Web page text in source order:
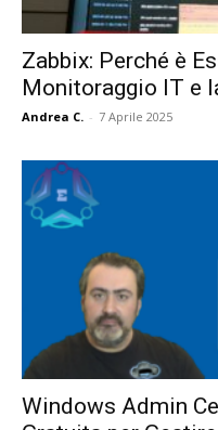
Zabbix: Perché è
Monitoraggio IT e
Andrea C. - 7 Aprile 2025
Windows Admin